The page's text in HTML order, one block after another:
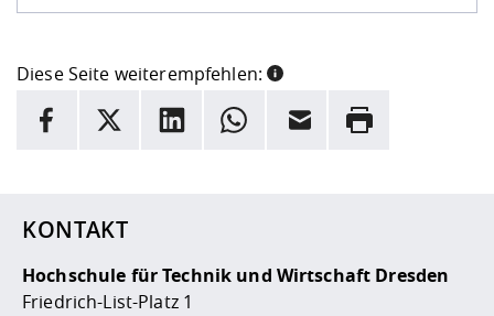
Diese Seite weiterempfehlen:
INFORMATION
Hier stehen weitere Informationen und ein Link zur
Facebook
X LinkedInWhatsappE-Mail Drucken
KONTAKT
Hochschule für Technik und Wirtschaft Dresden
Friedrich-List-Platz 1